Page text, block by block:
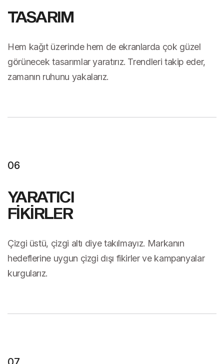
TASARIM
Hem kağıt üzerinde hem de ekranlarda çok güzel
görünecek tasarımlar yaratırız. Trendleri takip eder,
zamanın ruhunu yakalarız.
06
YARATICI
FİKİRLER
Çizgi üstü, çizgi altı diye takılmayız. Markanın
hedeflerine uygun çizgi dışı fikirler ve kampanyalar
kurgularız.